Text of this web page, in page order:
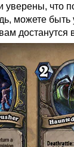
уверены, что
можете быть